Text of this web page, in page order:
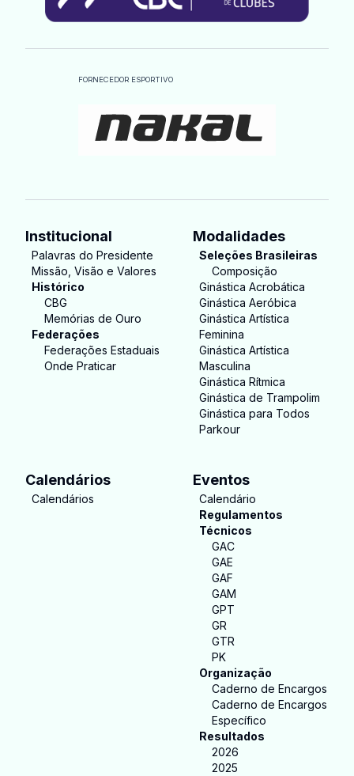
FORNECEDOR ESPORTIVO
Institucional
Palavras do Presidente
Missão, Visão e Valores
Histórico
CBG
Memórias de Ouro
Federações
Federações Estaduais
Onde Praticar
Modalidades
Seleções Brasileiras
Composição
Ginástica Acrobática
Ginástica Aeróbica
Ginástica Artística
Feminina
Ginástica Artística
Masculina
Ginástica Rítmica
Ginástica de Trampolim
Ginástica para Todos
Parkour
Calendários
Calendários
Eventos
Calendário
Regulamentos
Técnicos
GAC
GAE
GAF
GAM
GPT
GR
GTR
PK
Organização
Caderno de Encargos
Caderno de Encargos
Específico
Resultados
2026
2025